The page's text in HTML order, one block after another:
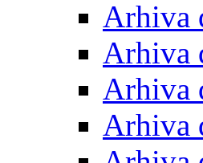
Arhiva
Arhiva
Arhiva
Arhiva